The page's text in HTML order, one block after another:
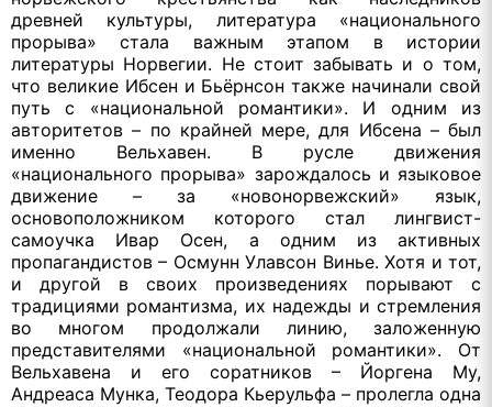
древней культуры, литература «национального
прорыва» стала важным этапом в истории
литературы Норвегии. Не стоит забывать и о том,
что великие Ибсен и Бьёрнсон также начинали свой
путь с «национальной романтики». И одним из
авторитетов – по крайней мере, для Ибсена – был
именно Вельхавен. В русле движения
«национального прорыва» зарождалось и языковое
движение – за «новонорвежский» язык,
основоположником которого стал лингвист-
самоучка Ивар Осен, а одним из активных
пропагандистов – Осмунн Улавсон Винье. Хотя и тот,
и другой в своих произведениях порывают с
традициями романтизма, их надежды и стремления
во многом продолжали линию, заложенную
представителями «национальной романтики». От
Вельхавена и его соратников – Йоргена Му,
Андреаса Мунка, Теодора Кьерульфа – пролегла одна